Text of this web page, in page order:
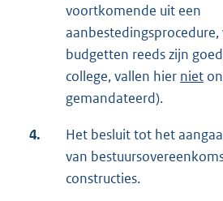
voortkomende uit een
aanbestedingsprocedure,
budgetten reeds zijn
college, vallen hier niet
gemandateerd).
4.
Het besluit tot het
van
constructies.